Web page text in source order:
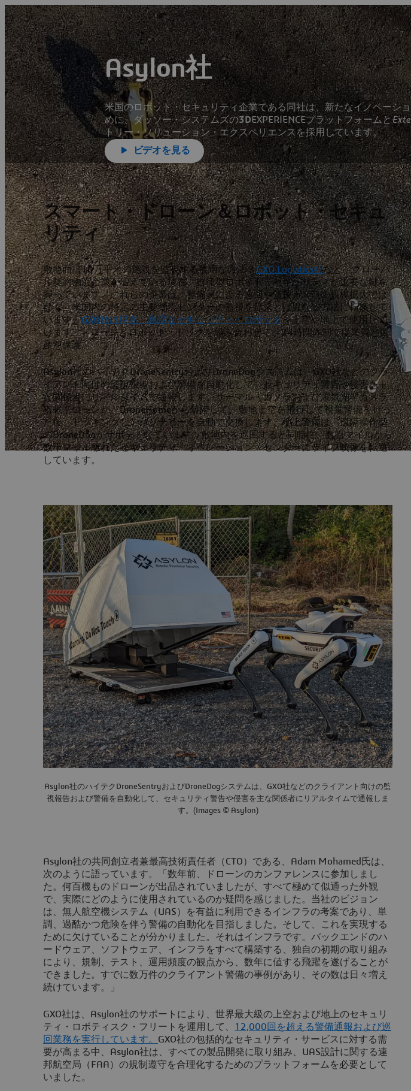
Asylon社
米国のロボット・セキュリティ企業である同社は、新たなイノベーシ
めに、ダッソー・システムズの3D EXPERIENCEプラットフォームと
トリー・ソリューション・エクスペリエンスを採用しています。
ビデオを見る
スマート・ドローン＆ロボット・セキュ
リティ
敷地面積10万平米の施設を監視する最適な方法？GXO Logistics社など、グローバ
ル契約物流企業が増えている現在、自律型ロボット・セキュリティが重要な鍵を
握っています。これらの企業は、警備員による巡回や監視カメラの規模拡大では
なく、米国内の特定の主要物流センターの監視を従来とは異なる方法に転換して
います。GXO社は現在、高度なセキュリティ・ロボットを上空や地上で使用して
います - ドローンとロボット・ドッグを組み合わせて、24時間体制で従業員と資
産を保護。
Asylon社のハイテクDroneSentryおよびDroneDogシステムは、GXO社などのクラ
イアント向けの監視報告および警備を自動化して、セキュリティ警告や侵害を主
な関係者にリアルタイムで通報します。サーマル・カメラおよび電気光学カメラ
搭載ドローンが、DroneHomeから離陸して、敷地上空を飛行して視覚警備を行っ
た後、ドッキングしてバッテリーを自動で交換します。地上警備は、遠隔操作型
のDroneDogがサポートしています。敷地内を巡回すると同時に、数百マイルから
数千マイル離れたセキュリティ・オペレーション・センターにライブ映像を転送
しています。
Asylon社のハイテクDroneSentryおよびDroneDogシステムは、GXO社などのクライアント向けの監
視報告および警備を自動化して、セキュリティ警告や侵害を主な関係者にリアルタイムで通報しま
す。(Images © Asylon)
Asylon社の共同創立者兼最高技術責任者（CTO）である、Adam Mohamed氏は、
次のように語っています。「数年前、ドローンのカンファレンスに参加しまし
た。何百機ものドローンが出品されていましたが、すべて極めて似通った外観
で、実際にどのように使用されているのか疑問を感じました。当社のビジョン
は、無人航空機システム（UAS）を有益に利用できるインフラの考案であり、単
調、過酷かつ危険を伴う警備の自動化を目指しました。そして、これを実現する
ために欠けていることが分かりました。それはインフラです。バックエンドのハ
ードウェア、ソフトウェア、インフラをすべて構築する、独自の初期の取り組み
により、規制、テスト、運用頻度の観点から、数年に値する飛躍を遂げることが
できました。すでに数万件のクライアント警備の事例があり、その数は日々増え
続けています。」
GXO社は、Asylon社のサポートにより、世界最大級の上空および地上のセキュリ
ティ・ロボティスク・フリートを運用して、
12,000回を超える警備通報および巡
回業務を実行しています。 GXO社の包括的なセキュリティ・サービスに対する需
要が高まる中、Asylon社は、すべての製品開発に取り組み、UAS設計に関する連
邦航空局（FAA）の規制遵守を合理化するためのプラットフォームを必要として
いました。